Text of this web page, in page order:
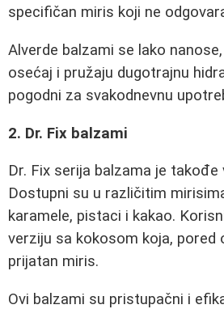
specifičan miris koji ne
Alverde balzami se lako
osećaj i pružaju dugotrajnu
pogodni za svakodnevnu
2. Dr. Fix balzami
Dr. Fix serija balzama je takođe
Dostupni su u različitim
karamele, pistaci i kakao.
verziju sa kokosom koja, pored
prijatan miris.
Ovi balzami su pristupačni i